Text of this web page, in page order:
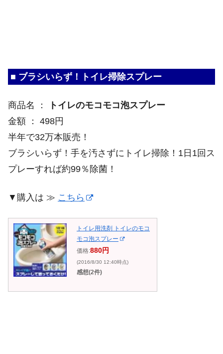
■ ブラシいらず！トイレ掃除スプレー
商品名 ：
トイレのモコモコ泡スプレー
金額 ： 498円
半年で32万本販売！
ブラシいらず！手を汚さずにトイレ掃除！1日1回ス
プレーすれば約99％除菌！
▼購入は ≫ こちら
トイレ用洗剤 トイレのモコ
モコ泡スプレー
価格:880円
(2016/8/30 12:40時点)
感想(2件)